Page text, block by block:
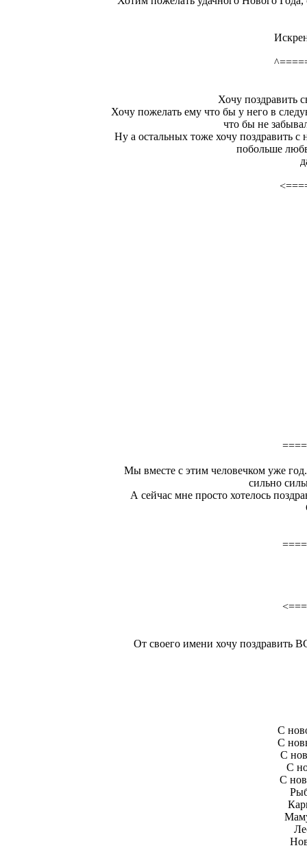
Хочу поздравить
Хочу пожелать ему что бы у него в
что бы не
Ну а остальных тоже хочу поздравить
побольше
Мы вместе с этим человечком уже
сильно
А сейчас мне просто хотелось
От своего имени хочу
С
С
С
С
С